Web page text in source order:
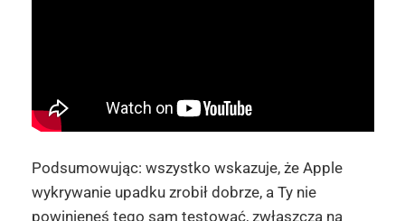
Podsumowując: wszystko wskazuje, że Apple
wykrywanie upadku zrobił dobrze, a Ty nie
powinieneś tego sam testować, zwłaszcza na